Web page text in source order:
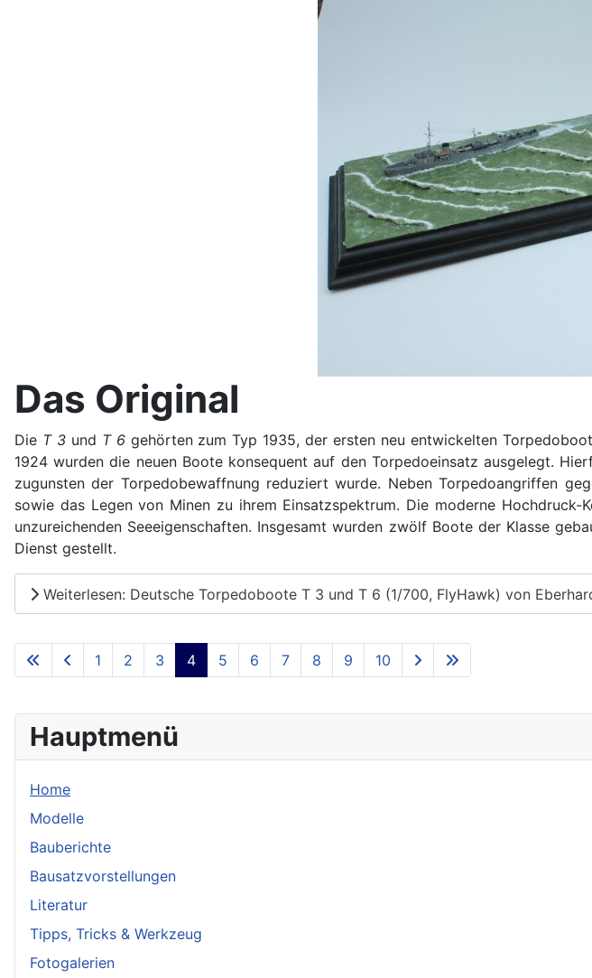
Hauptmenü
Home
Modelle
Bauberichte
Bausatzvorstellungen
Literatur
Tipps, Tricks & Werkzeug
Fotogalerien
Das Original
Die T 3und T 6gehörten zum Typ 1935, der ersten neu entwickelten
1924 wurden die neuen Boote konsequent auf den Torpedoeinsatz ausgelegt.
zugunsten der Torpedobewaffnung reduziert wurde. Neben Torpedoangriffen
sowie das Legen von Minen zu ihrem Einsatzspektrum. Die moderne
unzureichenden Seeeigenschaften. Insgesamt wurden zwölf Boote der Klasse
Dienst gestellt.
Weiterlesen: Deutsche Torpedoboote T 3 und T 6 (1/700, FlyHawk) von
1 2 3 4 5 6 7 8 9 10